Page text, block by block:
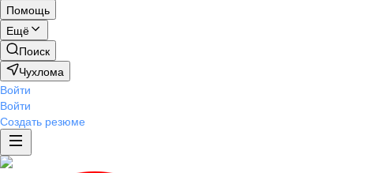
Помощь
Ещё
Поиск
Чухлома
Войти
Войти
Создать резюме